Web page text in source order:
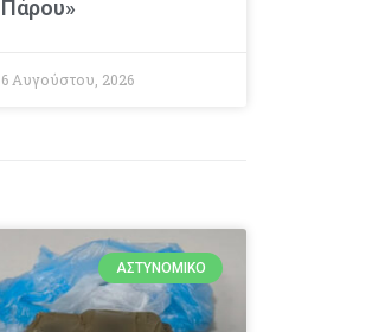
Πάρου»
6 Αυγούστου, 2026
ΑΣΤΥΝΟΜΙΚΌ